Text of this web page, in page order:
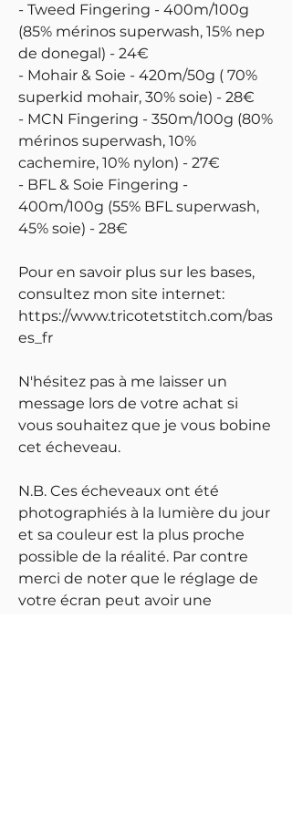
- Tweed Fingering - 400m/100g
(85% mérinos superwash, 15% nep
de donegal) - 24€
- Mohair & Soie - 420m/50g ( 70%
superkid mohair, 30% soie) - 28€
- MCN Fingering - 350m/100g (80%
mérinos superwash, 10%
cachemire, 10% nylon) - 27€
- BFL & Soie Fingering -
400m/100g (55% BFL superwash,
45% soie) - 28€
Pour en savoir plus sur les bases,
consultez mon site internet:
https://www.tricotetstitch.com/bas
es_fr
N'hésitez pas à me laisser un
message lors de votre achat si
vous souhaitez que je vous bobine
cet écheveau.
N.B. Ces écheveaux ont été
photographiés à la lumière du jour
et sa couleur est la plus proche
possible de la réalité. Par contre
merci de noter que le réglage de
votre écran peut avoir une